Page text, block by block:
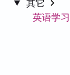
其它
英语学习